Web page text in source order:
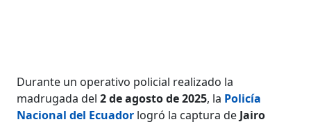
Durante un operativo policial realizado la
madrugada del2 de agosto de 2025, la Policía
Nacional del Ecuador logró la captura de Jairo